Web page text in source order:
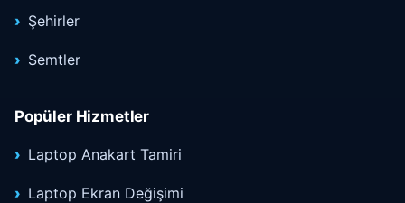
Şehirler
Semtler
Popüler Hizmetler
Laptop Anakart Tamiri
Laptop Ekran Değişimi